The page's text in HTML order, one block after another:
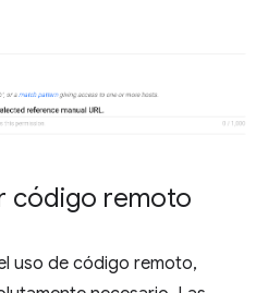
código remoto
uso de código remoto,